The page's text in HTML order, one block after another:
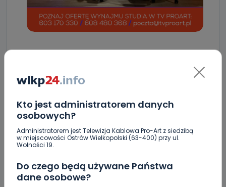
Kto jest administratorem danych
osobowych?
Administratorem jest Telewizja Kablowa Pro-Art z siedzibą
w miejscowości Ostrów Wielkopolski (63-400) przy ul.
Wolności 19.
Do czego będą używane Państwa
dane osobowe?
Crossfit kolejny raz opanuje
„Niezwykli ludzie, niezwykłe
podróże, niezwykłe…